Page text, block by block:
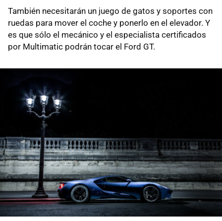
También necesitarán un juego de gatos y soportes con
ruedas para mover el coche y ponerlo en el elevador. Y
es que sólo el mecánico y el especialista certificados
por Multimatic podrán tocar el Ford GT.